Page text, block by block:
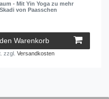
- Mit Yin Yoga zu mehr
von Paasschen
Warenkorb
zzgl.Versandkosten